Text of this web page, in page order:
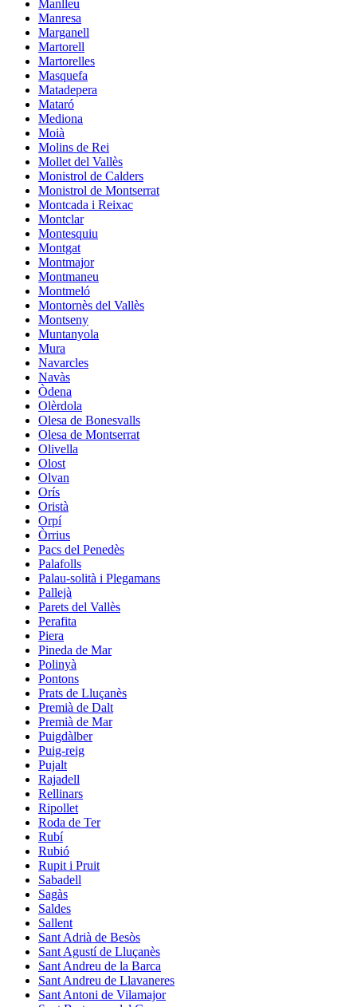
Manlleu
Manresa
Marganell
Martorell
Martorelles
Masquefa
Matadepera
Mataró
Mediona
Moià
Molins de Rei
Mollet del Vallès
Monistrol de Calders
Monistrol de Montserrat
Montcada i Reixac
Montclar
Montesquiu
Montgat
Montmajor
Montmaneu
Montmeló
Montornès del Vallès
Montseny
Muntanyola
Mura
Navarcles
Navàs
Òdena
Olèrdola
Olesa de Bonesvalls
Olesa de Montserrat
Olivella
Olost
Olvan
Orís
Oristà
Orpí
Òrrius
Pacs del Penedès
Palafolls
Palau-solità i Plegamans
Pallejà
Parets del Vallès
Perafita
Piera
Pineda de Mar
Polinyà
Pontons
Prats de Lluçanès
Premià de Dalt
Premià de Mar
Puigdàlber
Puig-reig
Pujalt
Rajadell
Rellinars
Ripollet
Roda de Ter
Rubí
Rubió
Rupit i Pruit
Sabadell
Sagàs
Saldes
Sallent
Sant Adrià de Besòs
Sant Agustí de Lluçanès
Sant Andreu de la Barca
Sant Andreu de Llavaneres
Sant Antoni de Vilamajor